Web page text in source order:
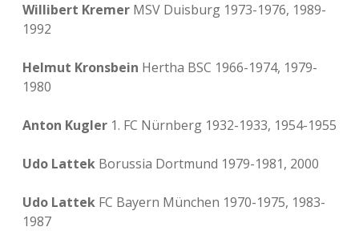
Willibert Kremer MSV Duisburg 1973-1976, 1989-
1992
Helmut Kronsbein Hertha BSC 1966-1974, 1979-
1980
Anton Kugler 1. FC Nürnberg 1932-1933, 1954-1955
Udo Lattek Borussia Dortmund 1979-1981, 2000
Udo Lattek FC Bayern München 1970-1975, 1983-
1987